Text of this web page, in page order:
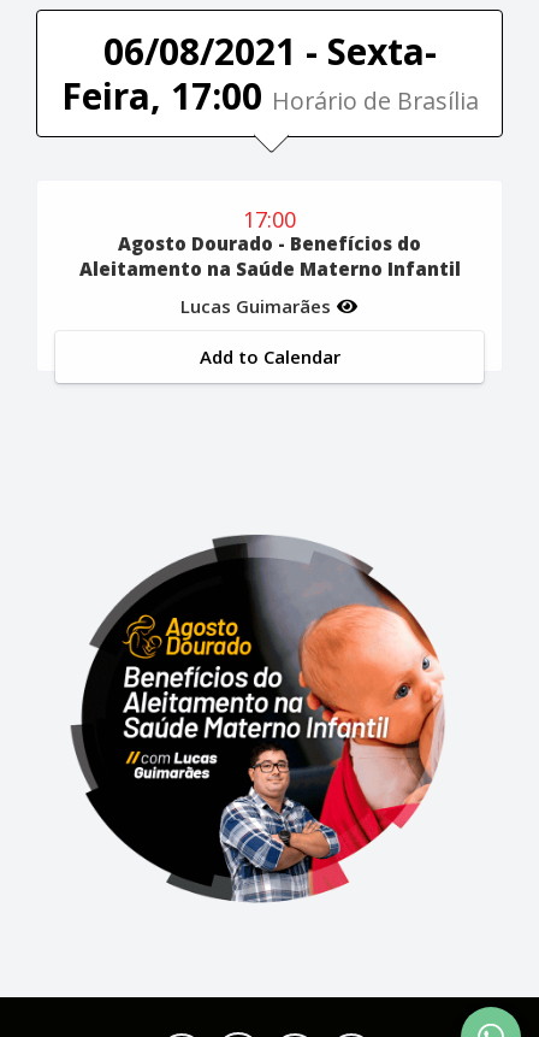
06/08/2021 - Sexta-
Feira, 17:00 Horário de Brasília
17:00
Agosto Dourado - Benefícios do
Aleitamento na Saúde Materno Infantil
Lucas Guimarães
Add to Calendar